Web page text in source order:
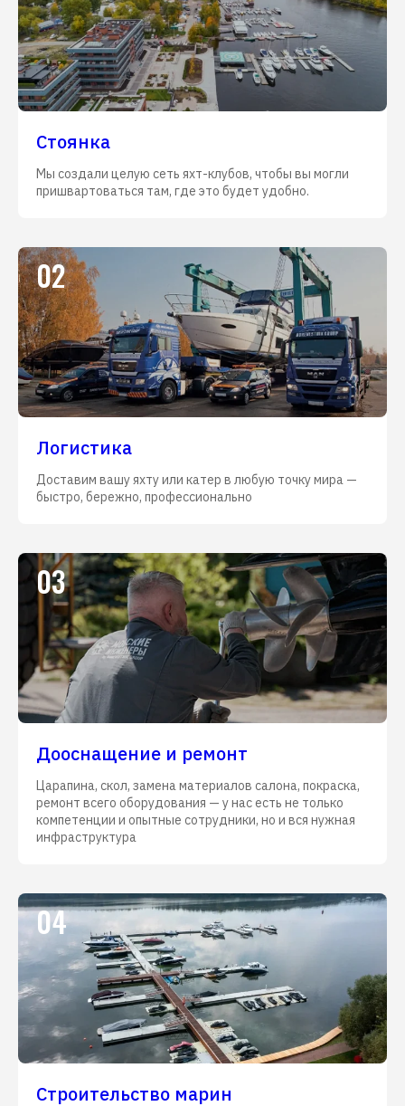
Стоянка
Мы создали целую сеть яхт-клубов, чтобы вы могли
пришвартоваться там, где это будет удобно.
02
Логистика
Доставим вашу яхту или катер в любую точку мира —
быстро, бережно, профессионально
03
Дооснащение и ремонт
Царапина, скол, замена материалов салона, покраска,
ремонт всего оборудования — у нас есть не только
компетенции и опытные сотрудники, но и вся нужная
инфраструктура
04
Строительство марин